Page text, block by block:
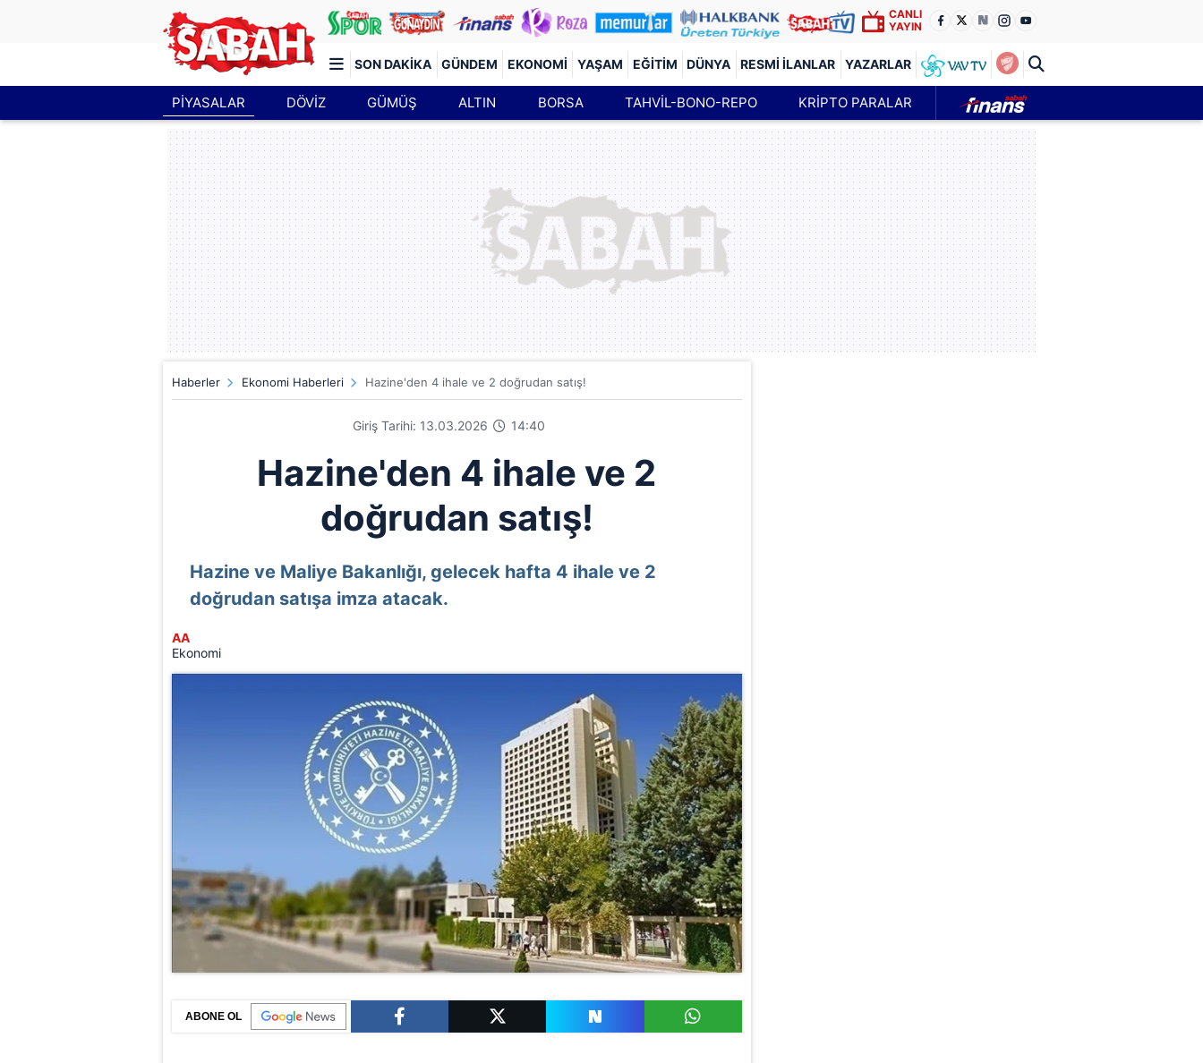
CANLI
YAYIN
SON DAKIKA GÜNDEM EKONOMI YAŞAM EĞITIM DÜNYA RESMI İLANLAR YAZARLAR
Türkiye'nin en iyi haber sitesi
PİYASALAR DÖVİZ GÜMÜŞ ALTIN BORSA TAHVİL-BONO-REPO KRİPTO PARALAR
Haberler Ekonomi Haberleri Hazine'den 4 ihale ve 2 doğrudan satış!
Giriş Tarihi: 13.03.2026 14:40
Hazine'den 4 ihale ve 2
doğrudan satış!
Hazine ve Maliye Bakanlığı, gelecek hafta 4 ihale ve 2
doğrudan satışa imza atacak.
AA
Ekonomi
ABONE OL